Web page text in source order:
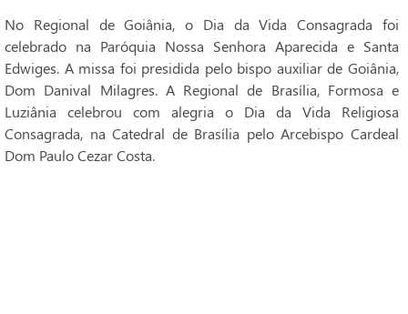
No Regional de Goiânia, o Dia da Vida Consagrada foi
celebrado na Paróquia Nossa Senhora Aparecida e Santa
Edwiges. A missa foi presidida pelo bispo auxiliar de Goiânia,
Dom Danival Milagres. A Regional de Brasília, Formosa e
Luziânia celebrou com alegria o Dia da Vida Religiosa
Consagrada, na Catedral de Brasília pelo Arcebispo Cardeal
Dom Paulo Cezar Costa.